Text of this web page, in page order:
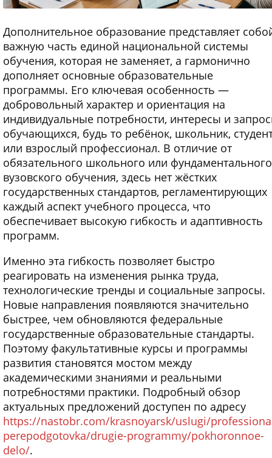
Дополнительное образование представляет
важную часть единой национальной системы
обучения, которая не заменяет, а гармонично
дополняет основные образовательные
программы. Его ключевая особенность —
добровольный характер и ориентация на
индивидуальные потребности, интересы и
обучающихся, будь то ребёнок, школьник,
или взрослый профессионал. В отличие от
обязательного школьного или фундаментального
вузовского обучения, здесь нет жёстких
государственных стандартов, регламентирующих
каждый аспект учебного процесса, что
обеспечивает высокую гибкость и адаптивность
программ.
Именно эта гибкость позволяет быстро
реагировать на изменения рынка труда,
технологические тренды и социальные запросы.
Новые направления появляются значительно
быстрее, чем обновляются федеральные
государственные образовательные стандарты.
Поэтому факультативные курсы и программы
развития становятся мостом между
академическими знаниями и реальными
потребностями практики. Подробный обзор
актуальных предложений доступен по адресу
https://nastobr.com/krasnoyarsk/uslugi/
perepodgotovka/drugie-programmy/pokhoronnoe-
delo/.